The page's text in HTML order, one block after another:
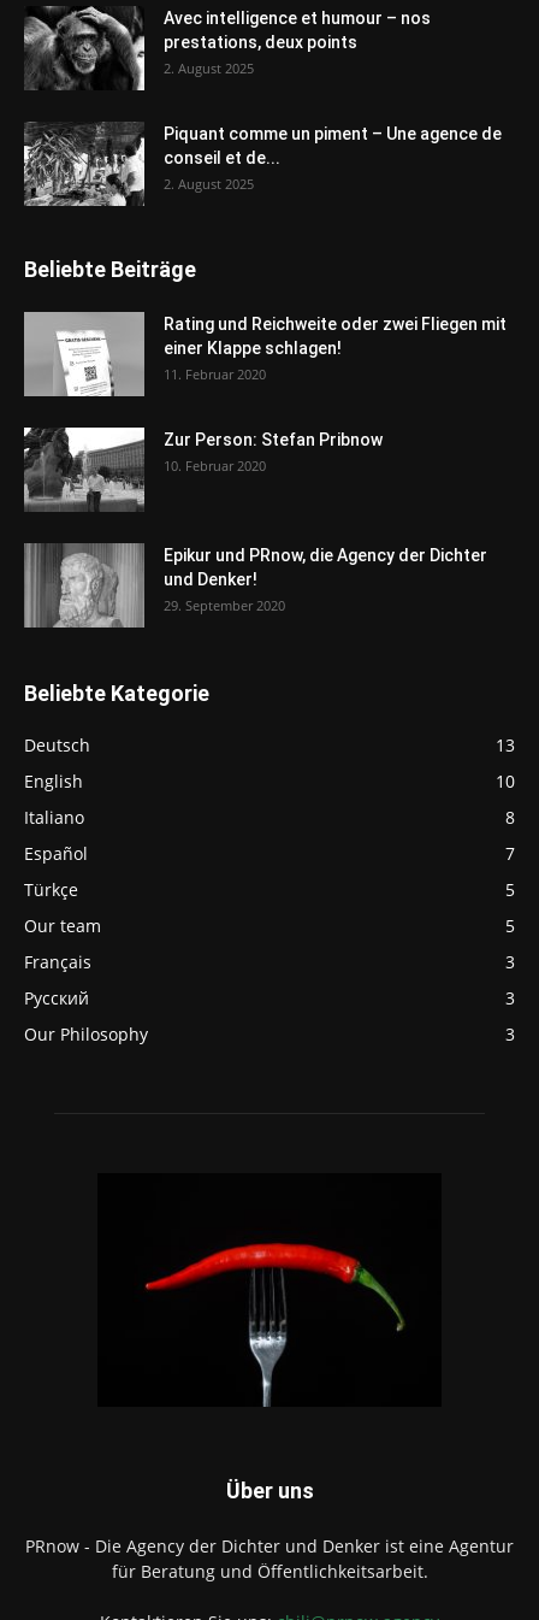
Avec intelligence et humour – nos
prestations, deux points
2. August 2025
Piquant comme un piment – Une agence de
conseil et de...
2. August 2025
Beliebte Beiträge
Rating und Reichweite oder zwei Fliegen mit
einer Klappe schlagen!
11. Februar 2020
Zur Person: Stefan Pribnow
10. Februar 2020
Epikur und PRnow, die Agency der Dichter
und Denker!
29. September 2020
Beliebte Kategorie
Deutsch
13
English
10
Italiano
8
Español
7
Türkçe
5
Our team
5
Français
3
Русский
3
Our Philosophy
3
Über uns
PRnow - Die Agency der Dichter und Denker ist eine Agentur
für Beratung und Öffentlichkeitsarbeit.